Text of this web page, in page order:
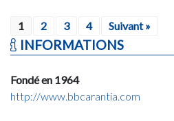
1 2 3 4 Suivant »
INFORMATIONS
Fondé en 1964
http://www.bbcarantia.com